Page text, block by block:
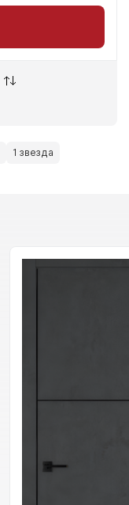
1 звезда